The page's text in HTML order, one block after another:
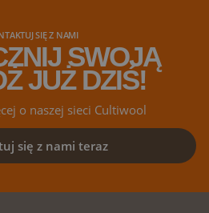
SIĘ Z NAMI
SWOJĄ
JUŻ DZIŚ!
o naszej sieci Cultiwool
się z nami teraz